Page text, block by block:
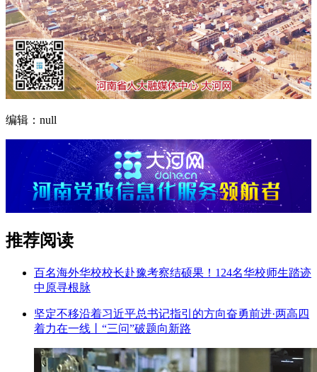
编辑：null
推荐阅读
百名海外华校校长赴豫考察结硕果！124名华校师生踏迹
中原寻根脉
坚定不移沿着习近平总书记指引的方向奋勇前进·两高四
着力在一线丨“三问”破题向新路